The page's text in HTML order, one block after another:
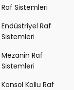
Raf Sistemleri
Endüstriyel Raf
Sistemleri
Mezanin Raf
Sistemleri
Konsol Kollu Raf